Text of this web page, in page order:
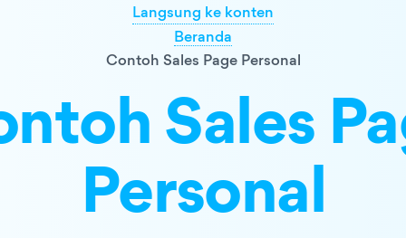
Langsung ke konten
Beranda
Contoh Sales Page Personal
Sales
Personal